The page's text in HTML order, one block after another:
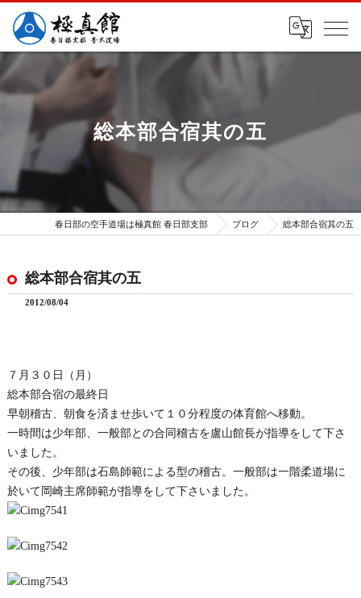
総本部合宿其の五
春日部の空手道場は極真館 春日部支部 ブログ 総本部合宿其の五
総本部合宿其の五
2012/08/04
７月３０日（月）
総本部合宿の最終日
早朝稽古、朝食を済ませ歩いて１０分程度の体育館へ移動。
一時間は少年部、一般部との合同稽古を盧山館長が指導をして下さ
いました。
その後、少年部は石島師範による型の稽古。一般部は一階柔道場に
於いて岡崎主席師範が指導をして下さいました。